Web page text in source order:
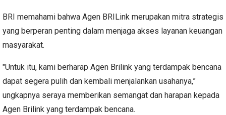
BRI memahami bahwa Agen BRILink merupakan mitra strategis
yang berperan penting dalam menjaga akses layanan keuangan
masyarakat.
"Untuk itu, kami berharap Agen Brilink yang terdampak bencana
dapat segera pulih dan kembali menjalankan usahanya,”
ungkapnya seraya memberikan semangat dan harapan kepada
Agen Brilink yang terdampak bencana.